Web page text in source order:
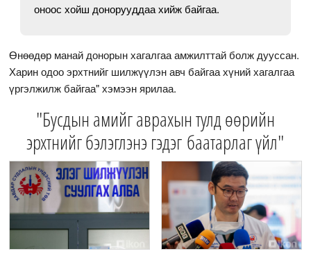
оноос хойш донорууддаа хийж байгаа.
Өнөөдөр манай донорын хагалгаа амжилттай болж дууссан.
Харин одоо эрхтнийг шилжүүлэн авч байгаа хүний хагалгаа
үргэлжилж байгаа" хэмээн ярилаа.
"Бусдын амийг аврахын тулд өөрийн
эрхтнийг бэлэглэнэ гэдэг баатарлаг үйл"